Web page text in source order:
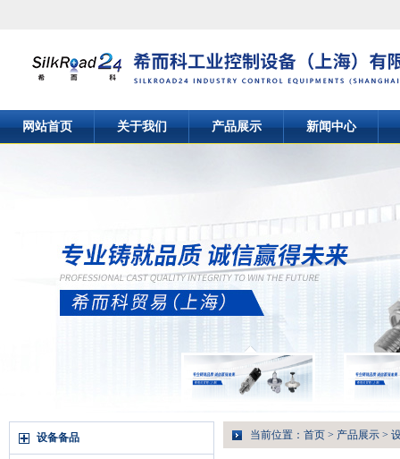
网站首页 关于我们 产品展示 新闻中心
设备备品 当前位置： 首页 > 产品展示 >